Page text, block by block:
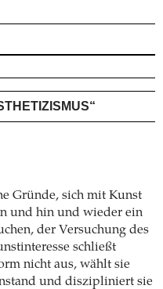
Gründe, sich mit Kunst
und hin und wieder ein
der Versuchung des
schließt
nicht aus, wählt sie
und diszipliniert sie